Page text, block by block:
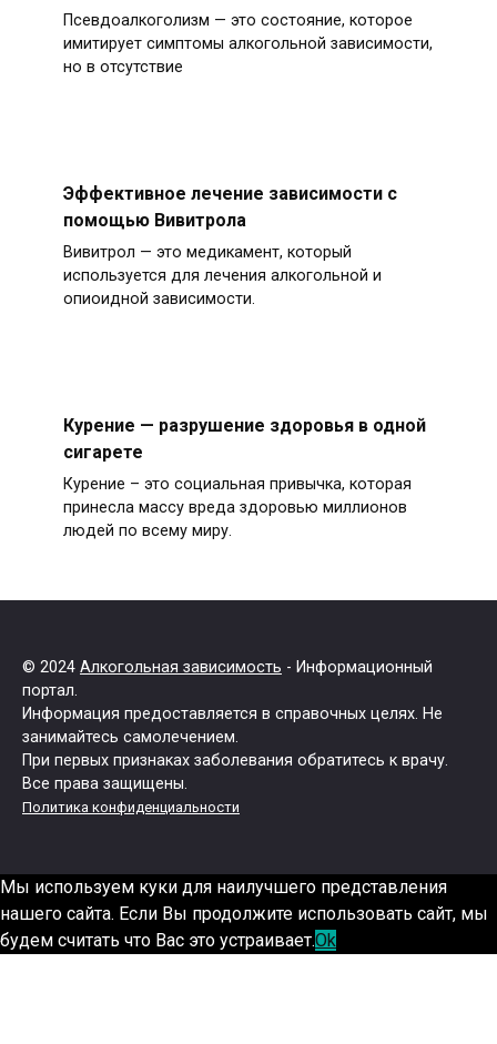
Псевдоалкоголизм — это состояние, которое
имитирует симптомы алкогольной зависимости,
но в отсутствие
Эффективное лечение зависимости с
помощью Вивитрола
Вивитрол — это медикамент, который
используется для лечения алкогольной и
опиоидной зависимости.
Курение — разрушение здоровья в одной
сигарете
Курение – это социальная привычка, которая
принесла массу вреда здоровью миллионов
людей по всему миру.
© 2024 Алкогольная зависимость - Информационный
портал.
Информация предоставляется в справочных целях. Не
занимайтесь самолечением.
При первых признаках заболевания обратитесь к врачу.
Все права защищены.
Политика конфиденциальности
Мы используем куки для наилучшего представления
нашего сайта. Если Вы продолжите использовать сайт, мы
будем считать что Вас это устраивает.Ok